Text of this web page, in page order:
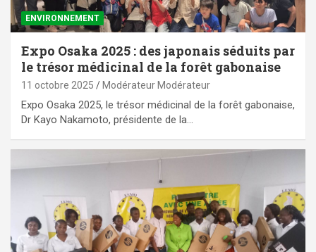
ENVIRONNEMENT
Expo Osaka 2025 : des japonais séduits par
le trésor médicinal de la forêt gabonaise
11 octobre 2025 Modérateur Modérateur
Expo Osaka 2025, le trésor médicinal de la forêt gabonaise,
Dr Kayo Nakamoto, présidente de la…